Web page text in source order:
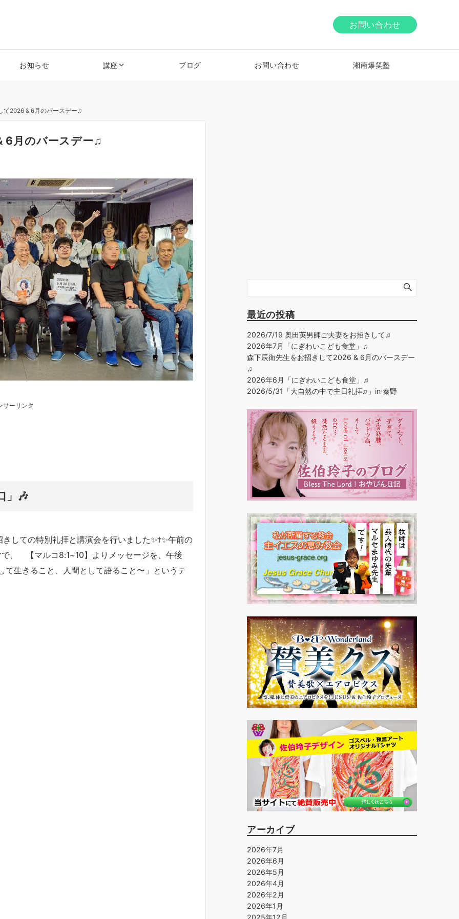
お問い合わせ
お知らせ 講座 ブログ お問い合わせ 湘南爆笑塾
て2026 & 6月のバースデー♫
6月のバースデー♫
サーリンク
」🎶
しての特別礼拝と講演会を行いました✨✝️✨午前の
、 【マルコ8:1~10】よりメッセージを、午後
て生きること、人間として語ること〜」というテ
最近の投稿
2026/7/19 奥田英男師ご夫妻をお招きして♫
2026年7月「にぎわいこども食堂」♫
森下辰衛先生をお招きして2026 & 6月のバースデー
♫
2026年6月「にぎわいこども食堂」♫
2026/5/31「大自然の中で主日礼拝♫」in 秦野
アーカイブ
2026年7月
2026年6月
2026年5月
2026年4月
2026年2月
2026年1月
2025年12月